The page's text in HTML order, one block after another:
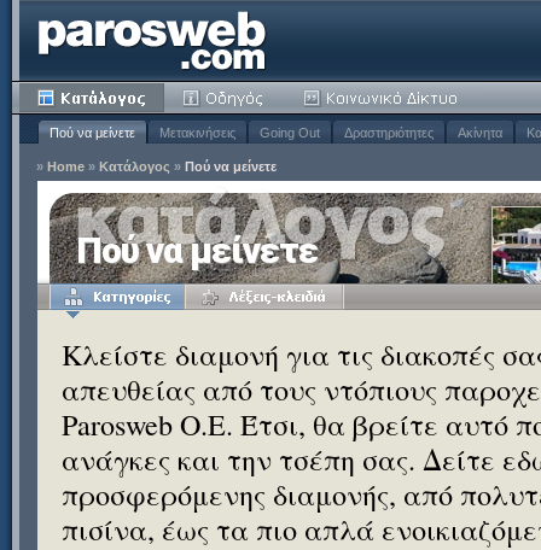
Πού να μείνετε Μετακινήσεις Going Out Δραστηριότητες Ακίνητα
» Home » Κατάλογος » Πού να μείνετε
Πού να μείνετε
Κλείστε διαμονή για τις διακοπές
απευθείας από τους ντόπιους
Parosweb Ο.Ε. Έτσι, θα βρείτε αυτό
ανάγκες και την τσέπη σας. Δείτε
προσφερόμενης διαμονής, από
πισίνα, έως τα πιο απλά